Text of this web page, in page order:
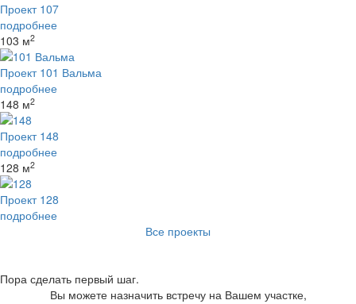
Проект 107
подробнее
103 м2
Проект 101 Вальма
подробнее
148 м2
Проект 148
подробнее
128 м2
Проект 128
подробнее
Все проекты
Пора сделать первый шаг.
Вы можете назначить встречу на Вашем участке,